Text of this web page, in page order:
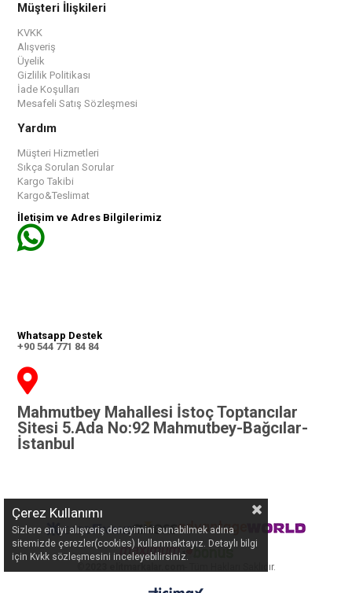
Müşteri İlişkileri
KVKK
Alışveriş
Üyelik
Gizlilik Politikası
İade Koşulları
Mesafeli Satış Sözleşmesi
Yardım
Müşteri Hizmetleri
Sıkça Sorulan Sorular
Kargo Takibi
Kargo&Teslimat
İletişim ve Adres Bilgilerimiz
Whatsapp Destek
+90 544 771 84 84
Mahmutbey Mahallesi İstoç Toptancılar
Sitesi 5.Ada No:92 Mahmutbey-Bağcılar-
İstanbul
- Tüm Hakları Saklıdır.
Çerez Kullanımı
Sizlere en iyi alışveriş deneyimini sunabilmek adına
sitemizde çerezler(cookies) kullanmaktayız. Detaylı bilgi
için Kvkk sözleşmesini inceleyebilirsiniz.